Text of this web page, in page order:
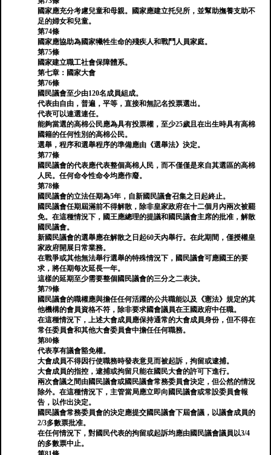
國家應充分考慮兒童和母親。國家應建立托兒所，並幫助撫養支助不
足的婦女和兒童。
第74條
國家應協助為國家犧牲生命的殘疾人和戰鬥人員家庭。
第75條
國家建立職工社會保障體系。
第七章：國家大會
第76條
國民議會至少由120名成員組成。
代表由自由，普遍，平等，直接和無記名投票選出。
代表可以連選連任。
能夠當選的高棉公民應為具有投票權，至少25歲且在出生時具有高棉
國籍的任何性別的高棉公民。
選舉，程序和選舉程序的準備應由《選舉法》決定。
第77條
國民議會的代表應代表整個高棉人民，而不僅僅是來自其選區的高棉
人民。任何命令性命令均應作廢。
第78條
國民議會的立法任期為5年，自新國民議會召集之日起終止。
國民議會任期屆滿前不得解散，除非皇家政府在十二個月內兩次被罷
免。在這種情況下，國王應總理的提議和國民議會主席的批准，解散
國民議會。
新國民議會的選舉應在解散之日起60天內舉行。在此期間，僅授權皇
家政府開展日常業務。
在戰爭或其他無法舉行選舉的特殊情況下，國民議會可應國王的要
求，將任期每次延長一年。
這樣的延期至少需要整個國民議會的三分之二表決。
第79條
國民議會的職權應與擔任任何活躍的公共職能以及《憲法》規定的其
他機構的會員資格不符，除非要求國會議員在王國政府中任職。
在這種情況下，上述大會成員應保持通常的大會成員身份，但不得在
常任委員會和其他大會委員會中擔任任何職務。
第80條
代表享有議會豁免權。
大會成員不得因行使職務時發表意見而被起訴，拘留或逮捕。
大會成員的指控，逮捕或拘留只能在國民大會的許可下進行。
兩次會議之間由國民議會或國民議會常務委員會決定，但公然的情況
除外。在這種情況下，主管當局應立即向國民議會或常設委員會報
告，以作出決定。
國民議會常務委員會的決定應提交國民議會下屆會議，以議會成員的
2/3多數票批准。
在任何情況下，對國民代表的拘留或起訴均應由國民議會議員以3/4
的多數票中止。